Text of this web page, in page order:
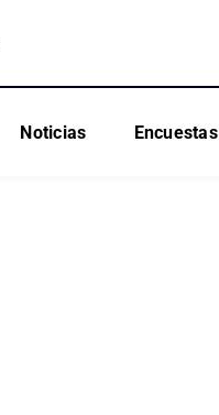
Noticias Encuestas